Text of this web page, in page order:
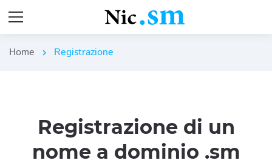
Home chevron_right Registrazione
Registrazione di un
nome a dominio .sm